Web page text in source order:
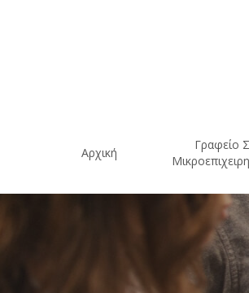
Αρχική
Γραφείο